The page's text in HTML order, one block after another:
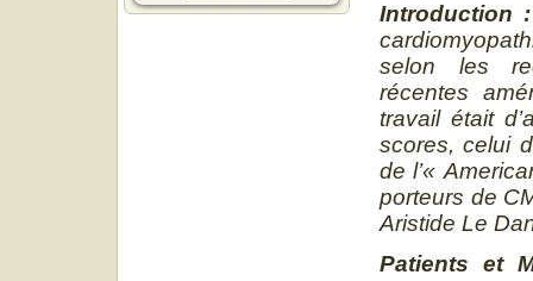
Introduction
selon les
récentes
travail était
scores, celui
de l’«
porteurs de
Aristide Le
Patients et